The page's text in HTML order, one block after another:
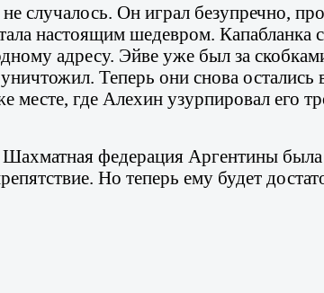
случалось. Он играл безупречно,
настоящим шедевром. Капабланка
адресу. Эйве уже был за
Теперь они снова остались
месте, где Алехин узурпировал его
федерация Аргентины была
Но теперь ему будет